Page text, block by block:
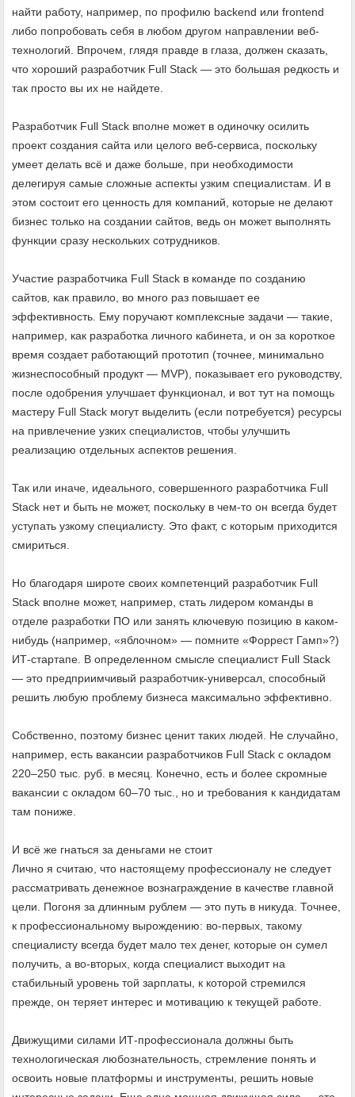
найти работу, например, по профилю backend или frontend
либо попробовать себя в любом другом направлении веб-
технологий. Впрочем, глядя правде в глаза, должен сказать,
что хороший разработчик Full Stack — это большая редкость и
так просто вы их не найдете.
Разработчик Full Stack вполне может в одиночку осилить
проект создания сайта или целого веб-сервиса, поскольку
умеет делать всё и даже больше, при необходимости
делегируя самые сложные аспекты узким специалистам. И в
этом состоит его ценность для компаний, которые не делают
бизнес только на создании сайтов, ведь он может выполнять
функции сразу нескольких сотрудников.
Участие разработчика Full Stack в команде по созданию
сайтов, как правило, во много раз повышает ее
эффективность. Ему поручают комплексные задачи — такие,
например, как разработка личного кабинета, и он за короткое
время создает работающий прототип (точнее, минимально
жизнеспособный продукт — MVP), показывает его руководству,
после одобрения улучшает функционал, и вот тут на помощь
мастеру Full Stack могут выделить (если потребуется) ресурсы
на привлечение узких специалистов, чтобы улучшить
реализацию отдельных аспектов решения.
Так или иначе, идеального, совершенного разработчика Full
Stack нет и быть не может, поскольку в чем-то он всегда будет
уступать узкому специалисту. Это факт, с которым приходится
смириться.
Но благодаря широте своих компетенций разработчик Full
Stack вполне может, например, стать лидером команды в
отделе разработки ПО или занять ключевую позицию в каком-
нибудь (например, «яблочном» — помните «Форрест Гамп»?)
ИТ-стартапе. В определенном смысле специалист Full Stack
— это предприимчивый разработчик-универсал, способный
решить любую проблему бизнеса максимально эффективно.
Собственно, поэтому бизнес ценит таких людей. Не случайно,
например, есть вакансии разработчиков Full Stack с окладом
220–250 тыс. руб. в месяц. Конечно, есть и более скромные
вакансии с окладом 60–70 тыс., но и требования к кандидатам
там пониже.
И всё же гнаться за деньгами не стоит
Лично я считаю, что настоящему профессионалу не следует
рассматривать денежное вознаграждение в качестве главной
цели. Погоня за длинным рублем — это путь в никуда. Точнее,
к профессиональному вырождению: во-первых, такому
специалисту всегда будет мало тех денег, которые он сумел
получить, а во-вторых, когда специалист выходит на
стабильный уровень той зарплаты, к которой стремился
прежде, он теряет интерес и мотивацию к текущей работе.
Движущими силами ИТ-профессионала должны быть
технологическая любознательность, стремление понять и
освоить новые платформы и инструменты, решить новые